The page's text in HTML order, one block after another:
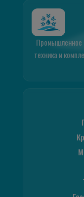
Промышленное
техника и